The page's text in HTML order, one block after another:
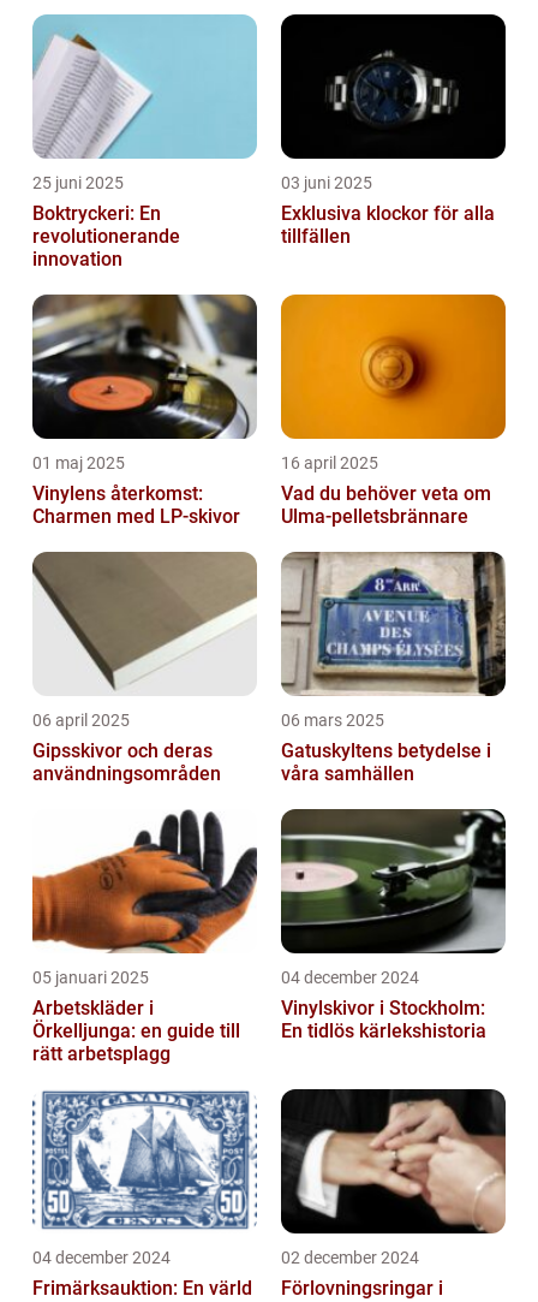
25 juni 2025
Boktryckeri: En
revolutionerande
innovation
03 juni 2025
Exklusiva klockor för alla
tillfällen
01 maj 2025
Vinylens återkomst:
Charmen med LP-skivor
16 april 2025
Vad du behöver veta om
Ulma-pelletsbrännare
06 april 2025
Gipsskivor och deras
användningsområden
06 mars 2025
Gatuskyltens betydelse i
våra samhällen
05 januari 2025
Arbetskläder i
Örkelljunga: en guide till
rätt arbetsplagg
04 december 2024
Vinylskivor i Stockholm:
En tidlös kärlekshistoria
04 december 2024
Frimärksauktion: En värld
02 december 2024
Förlovningsringar i